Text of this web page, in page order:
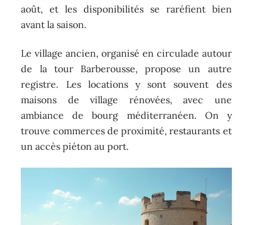
août, et les disponibilités se raréfient bien
avant la saison.
Le village ancien, organisé en circulade autour
de la tour Barberousse, propose un autre
registre. Les locations y sont souvent des
maisons de village rénovées, avec une
ambiance de bourg méditerranéen. On y
trouve commerces de proximité, restaurants et
un accès piéton au port.